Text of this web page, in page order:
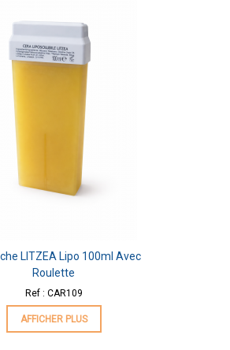
LITZEA Lipo 100ml Avec
Roulette
Ref : CAR109
AFFICHER PLUS